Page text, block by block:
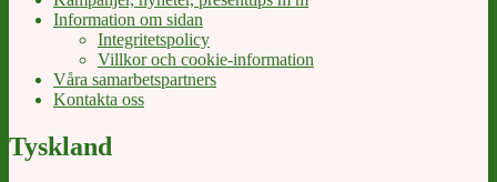
Information om sidan
Integritetspolicy
Villkor och cookie-information
Våra samarbetspartners
Kontakta oss
Tyskland